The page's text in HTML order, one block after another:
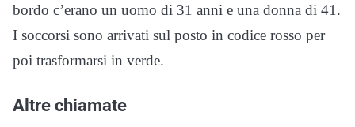
bordo c’erano un uomo di 31 anni e una donna di 41.
I soccorsi sono arrivati sul posto in codice rosso per
poi trasformarsi in verde.
Altre chiamate